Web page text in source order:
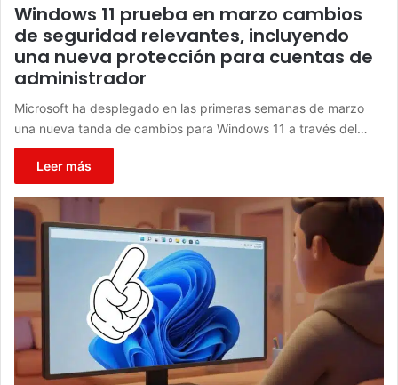
Windows 11 prueba en marzo cambios
de seguridad relevantes, incluyendo
una nueva protección para cuentas de
administrador
Microsoft ha desplegado en las primeras semanas de marzo
una nueva tanda de cambios para Windows 11 a través del…
Leer más